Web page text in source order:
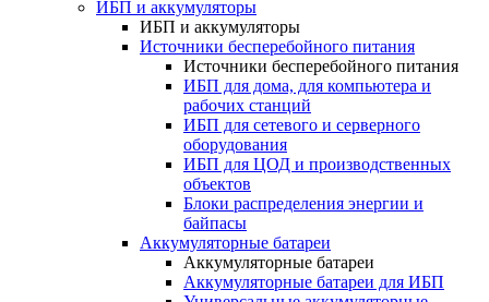
ИБП и аккумуляторы
ИБП и аккумуляторы
Источники бесперебойного питания
Источники бесперебойного питания
ИБП для дома, для компьютера и
рабочих станций
ИБП для сетевого и серверного
оборудования
ИБП для ЦОД и производственных
объектов
Блоки распределения энергии и
байпасы
Аккумуляторные батареи
Аккумуляторные батареи
Аккумуляторные батареи для ИБП